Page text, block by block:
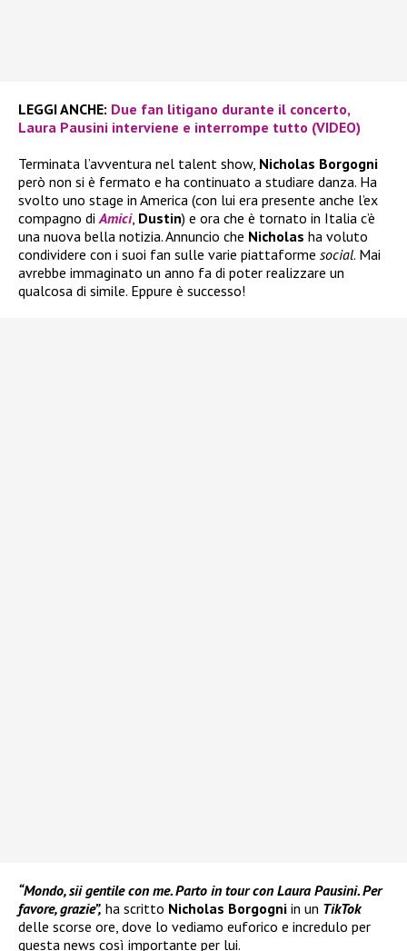
LEGGI ANCHE: Due fan litigano durante il concerto,
Laura Pausini interviene e interrompe tutto (VIDEO)
Terminata l’avventura nel talent show, Nicholas Borgogni
però non si è fermato e ha continuato a studiare danza. Ha
svolto uno stage in America (con lui era presente anche l’ex
compagno diAmici, Dustin) e ora che è tornato in Italia c’è
una nuova bella notizia. Annuncio che Nicholas ha voluto
condividere con i suoi fan sulle varie piattaforme social. Mai
avrebbe immaginato un anno fa di poter realizzare un
qualcosa di simile. Eppure è successo!
“Mondo, sii gentile con me. Parto in tour con Laura Pausini. Per
favore, grazie”, ha scritto Nicholas Borgogni in un TikTok
delle scorse ore, dove lo vediamo euforico e incredulo per
questa news così importante per lui.